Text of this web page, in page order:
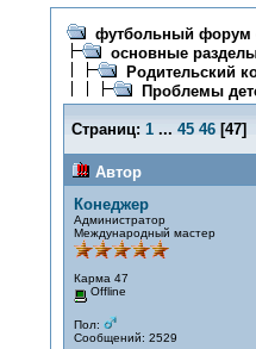
футбольный форум
основные
Родительский
Проблемы
Страниц: 1 ... 45 46[47]
Автор
Конеджер
Администратор
Международный мастер
Карма 47
Offline
Пол:
Сообщений: 2529